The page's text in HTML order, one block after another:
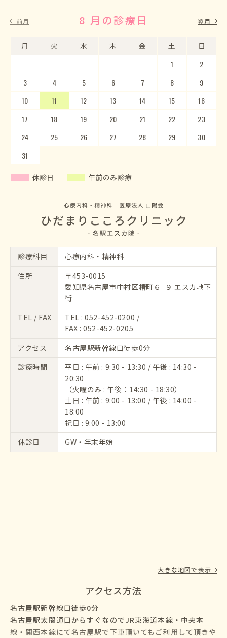
前月 8 月の診療日
月 火 水 木 金 土 日
1
2
3
4 5 6 7 8
9
10
11 12 13 14 15
16
17
18 19 20 21 22
23
24
25 26 27 28 29
30
31
9 月の診療日
月 火 水 木 金 土 日
5
6
7
8 9 10 11 12
13
14
15 16 17 18 19
20
21
22 23 24 25 26
27
28
29 30
翌月
休診日 午前のみ診療
診療科目
心療内科・精神科
住所
〒453-0015
愛知県名古屋市中村区椿町６−９ エスカ地下
街
TEL / FAX
TEL :052-452-0200 /
FAX : 052-452-0205
アクセス
名古屋駅新幹線口徒歩0分
診療時間
平日 : 午前 : 9:30 - 13:30 / 午後 : 14:30 -
20:30
（火曜のみ : 午後：14:30 - 18:30）
土日 : 午前 : 9:00 - 13:00 / 午後 : 14:00 -
18:00
祝日 : 9:00 - 13:00
休診日
GW・年末年始
大きな地図で表示
アクセス方法
名古屋駅新幹線口徒歩0分
名古屋駅太閤通口からすぐなのでJR東海道本線・中央本
線・関西本線にて名古屋駅で下車頂いてもご利用して頂きや